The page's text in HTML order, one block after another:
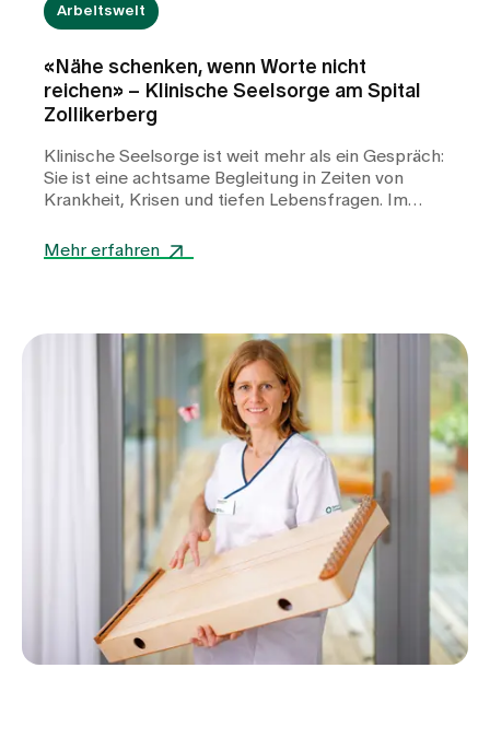
Arbeitswelt
«Nähe schenken, wenn Worte nicht
reichen» – Klinische Seelsorge am Spital
Zollikerberg
Klinische Seelsorge ist weit mehr als ein Gespräch:
Sie ist eine achtsame Begleitung in Zeiten von
Krankheit, Krisen und tiefen Lebensfragen. Im
Erfahrungen als Spitalseelsorger – von stillen
belastenden Situationen Halt, Trost und
Orientierung zu geben.
Mehr erfahren